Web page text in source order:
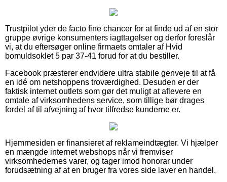
Trustpilot yder de facto fine chancer for at finde ud af en stor
gruppe øvrige konsumenters iagttagelser og derfor foreslår
vi, at du eftersøger online firmaets omtaler af Hvid
bomuldsoklet 5 par 37-41 forud for at du bestiller.
Facebook præsterer endvidere ultra stabile genveje til at få
en idé om netshoppens troværdighed. Desuden er der
faktisk internet outlets som gør det muligt at aflevere en
omtale af virksomhedens service, som tillige bør drages
fordel af til afvejning af hvor tilfredse kunderne er.
Hjemmesiden er finansieret af reklameindtægter. Vi hjælper
en mængde internet webshops når vi fremviser
virksomhedernes varer, og tager imod honorar under
forudsætning af at en bruger fra vores side laver en handel.